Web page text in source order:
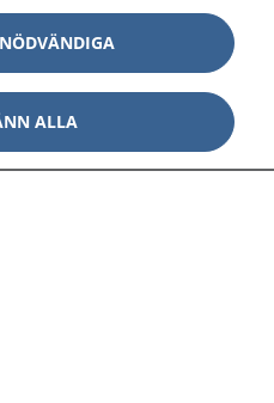
Show
Show
Show
ALLA